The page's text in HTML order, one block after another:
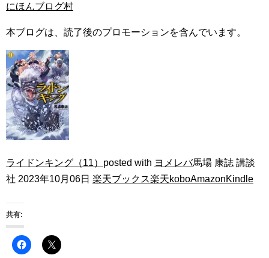
にほんブログ村
本ブログは、読了後のプロモーションを含んでいます。
ライドンキング（11） posted with ヨメレバ馬場 康誌 講談
社 2023年10月06日 楽天ブックス楽天koboAmazonKindle
共有: